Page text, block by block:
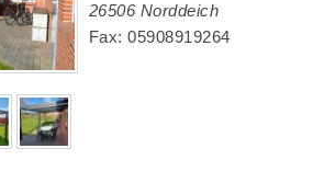
26506 Norddeich
Fax: 05908919264